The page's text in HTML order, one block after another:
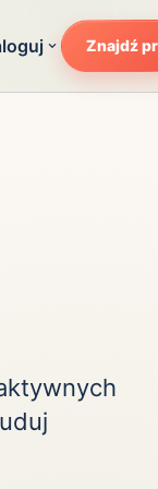
reflektorów
Znajdź